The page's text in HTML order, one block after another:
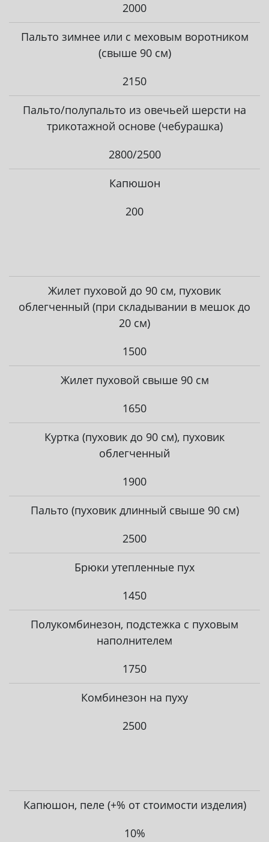
2000
Пальто зимнее или с меховым воротником
(свыше 90 см)
2150
Пальто/полупальто из овечьей шерсти на
трикотажной основе (чебурашка)
2800/2500
Капюшон
200
Жилет пуховой до 90 см, пуховик
облегченный (при складывании в мешок до
20 см)
1500
Жилет пуховой свыше 90 см
1650
Куртка (пуховик до 90 см), пуховик
облегченный
1900
Пальто (пуховик длинный свыше 90 см)
2500
Брюки утепленные пух
1450
Полукомбинезон, подстежка с пуховым
наполнителем
1750
Комбинезон на пуху
2500
Капюшон, пеле (+% от стоимости изделия)
10%